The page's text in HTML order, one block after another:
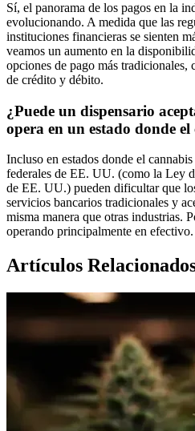
Sí, el panorama de los pagos en la
evolucionando. A medida que las
instituciones financieras se sienten
veamos un aumento en la
opciones de pago más tradicionales,
de crédito y débito.
¿Puede un dispensario
opera en un estado donde el
Incluso en estados donde el
federales de EE. UU. (como la Ley
de EE. UU.) pueden dificultar que
servicios bancarios tradicionales y
misma manera que otras industrias.
operando principalmente en efectivo.
Artículos